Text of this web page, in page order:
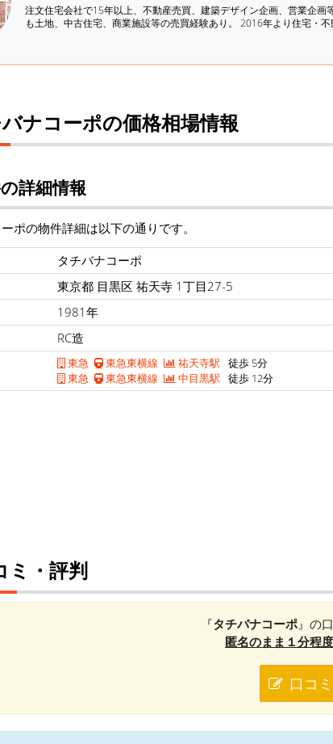
注文住宅会社で15年以上、不動産売買、建築デザイン企画、営業企
も土地、中古住宅、商業施設等の売買経験あり。 2016年より住宅・
ナコーポの価格相場情報
詳細情報
ポの物件詳細は以下の通りです。
タチバナコーポ
東京都 目黒区 祐天寺 1丁目27-5
1981年
RC造
東急 東急東横線 祐天寺駅 徒歩 5分
東急
東急東横線 中目黒駅 徒歩 12分
ミ・評判
『タチバナコーポ 』の
匿名のまま１分程度
口コ